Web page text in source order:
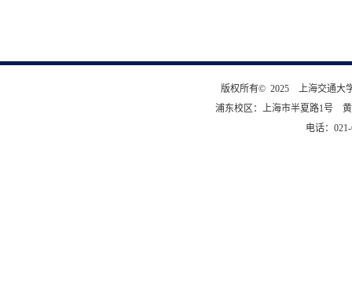
版权所有© 2025 上海交通大
浦东校区：上海市半夏路1号
电话：